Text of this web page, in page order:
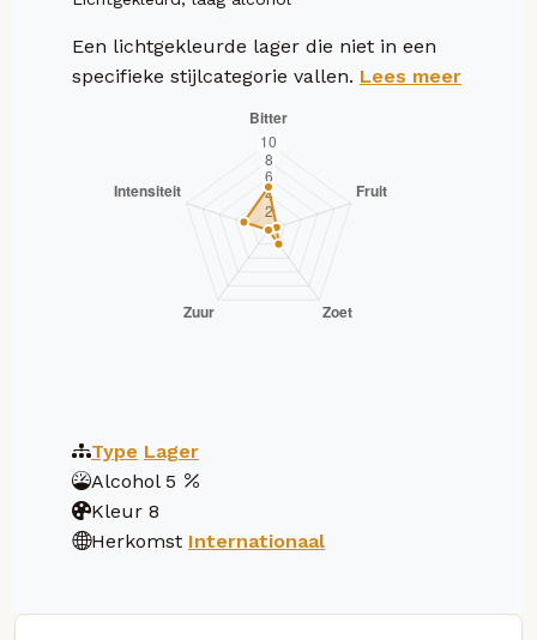
Een lichtgekleurde lager die niet in een
specifieke stijlcategorie vallen. Lees meer
Type Lager
Alcohol 5
Kleur 8
Herkomst Internationaal